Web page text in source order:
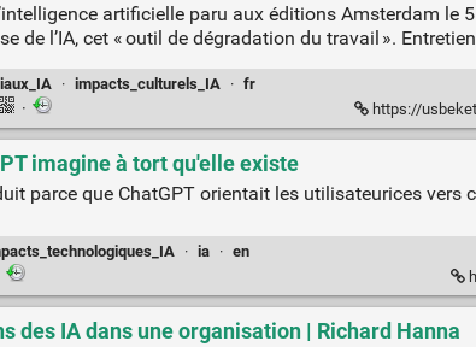
artificielle paru aux éditions Amsterdam le
de l’IA, cet « outil de dégradation du travail ».
· impacts_culturels_IA · fr
· https://
imagine à tort qu'elle existe
parce que ChatGPT orientait les utilisateurices
· ia · en
IA dans une organisation | Richard Hanna